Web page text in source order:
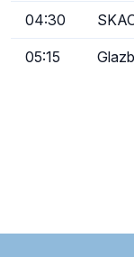
04:30
05:15